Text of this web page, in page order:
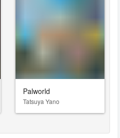
Palworld
Tatsuya Yano